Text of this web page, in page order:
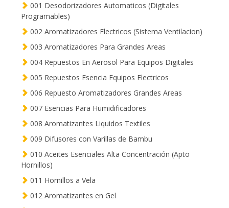
001 Desodorizadores Automaticos (Digitales
Programables)
002 Aromatizadores Electricos (Sistema Ventilacion)
003 Aromatizadores Para Grandes Areas
004 Repuestos En Aerosol Para Equipos Digitales
005 Repuestos Esencia Equipos Electricos
006 Repuesto Aromatizadores Grandes Areas
007 Esencias Para Humidificadores
008 Aromatizantes Liquidos Textiles
009 Difusores con Varillas de Bambu
010 Aceites Esenciales Alta Concentración (Apto
Hornillos)
011 Hornillos a Vela
012 Aromatizantes en Gel